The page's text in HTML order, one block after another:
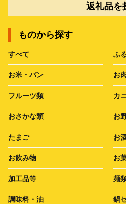
返礼品を
ものから探す
すべて ふ
お米・パン お
フルーツ類 カ
おさかな類 お
たまご お
お飲み物 お
加工品等 麺
調味料・油 鍋